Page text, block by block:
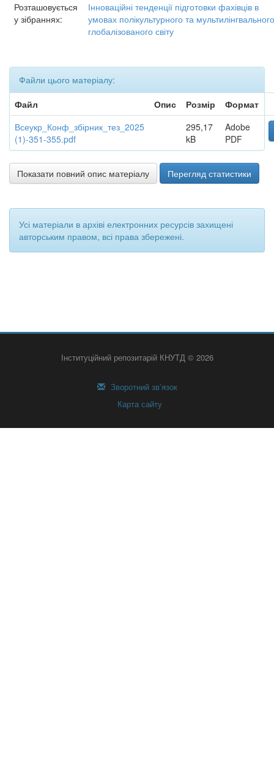
Розташовується
у зібраннях:
Інноваційні тенденції підготовки фахівців в
умовах полікультурного та мультилінгвального
глобалізованого світу
Файли цього матеріалу:
Файл
Опис Розмір
Формат
Всеукр_Конф_збірник_тез_2025
(1)-351-355.pdf
295,17
kB
Adobe
PDF
Показати повний опис матеріалу Перегляд статистики
Усі матеріали в архіві електронних ресурсів захищені
авторським правом, всі права збережені.
Інституційний репозитарій КНУТД © 2026
Зворотний зв’язок
Карта сайту